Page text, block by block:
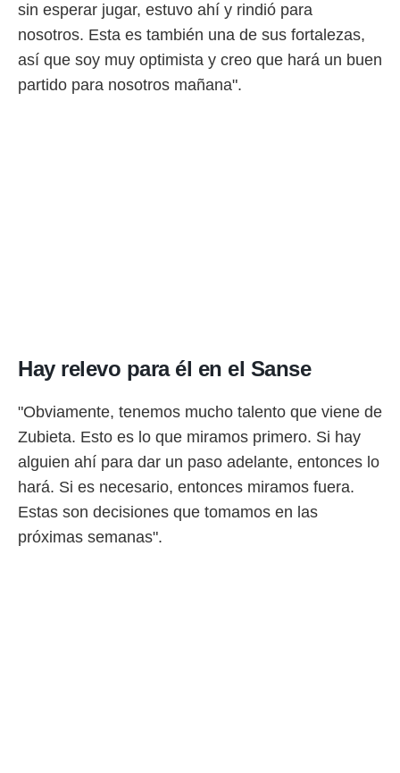
e
sin esperar jugar, estuvo ahí y rindió para
nosotros. Esta es también una de sus fortalezas,
así que soy muy optimista y creo que hará un buen
partido para nosotros mañana".
Hay relevo para él en el Sanse
"Obviamente, tenemos mucho talento que viene de
Zubieta. Esto es lo que miramos primero. Si hay
alguien ahí para dar un paso adelante, entonces lo
hará. Si es necesario, entonces miramos fuera.
Estas son decisiones que tomamos en las
próximas semanas".